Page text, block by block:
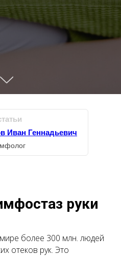
Иван Геннадьевич
руки
более 300 млн. людей
отеков рук. Это